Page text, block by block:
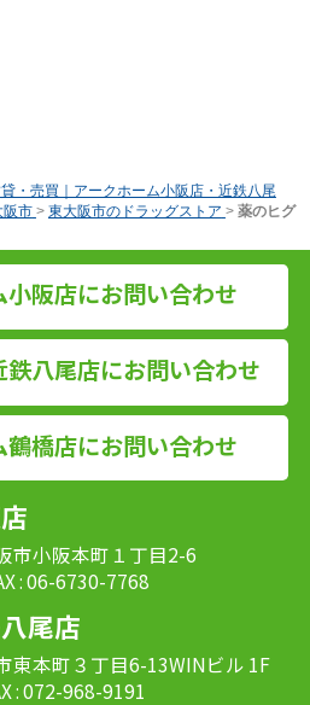
・売買｜アークホーム小阪店・近鉄八尾
阪市 > 東大阪市のドラッグストア > 薬のヒグ
小阪店にお問い合わせ
鉄八尾店にお問い合わせ
鶴橋店にお問い合わせ
市小阪本町１丁目2-6
: 06-6730-7768
尾店
東本町３丁目6-13WINビル 1F
: 072-968-9191